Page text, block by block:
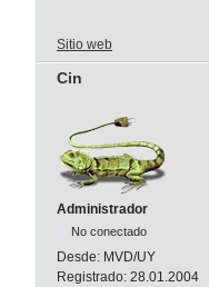
Sitio web
Cin
Administrador
No conectado
Desde: MVD/UY
Registrado: 28.01.2004